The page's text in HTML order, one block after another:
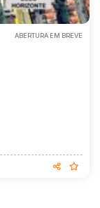
ABERTURA EM BREVE